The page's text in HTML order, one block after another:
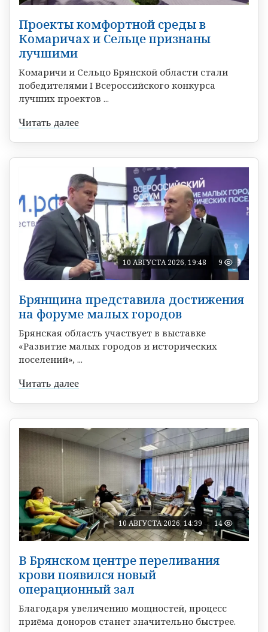
Проекты комфортной среды в
Комаричах и Сельце признаны
лучшими
Комаричи и Сельцо Брянской области стали
победителями I Всероссийского конкурса
лучших проектов ...
Читать далее
10 АВГУСТА 2026, 19:48 9
Брянщина представила достижения
на форуме малых городов
Брянская область участвует в выставке
«Развитие малых городов и исторических
поселений», ...
Читать далее
10 АВГУСТА 2026, 14:39 14
В Брянском центре переливания
крови появился новый
операционный зал
Благодаря увеличению мощностей, процесс
приёма доноров станет значительно быстрее.